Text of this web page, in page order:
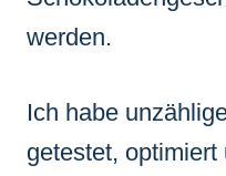
werden.
Ich habe
getestet,